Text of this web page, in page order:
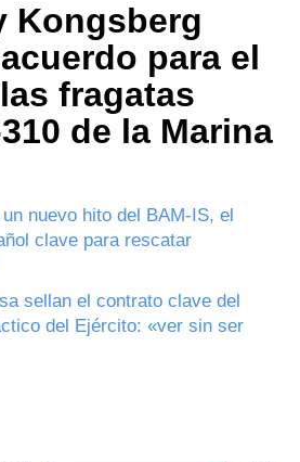
Kongsberg
para el
fragatas
de la Marina
nuevo hito del BAM-IS, el
clave para rescatar
sellan el contrato clave del
del Ejército: «ver sin ser